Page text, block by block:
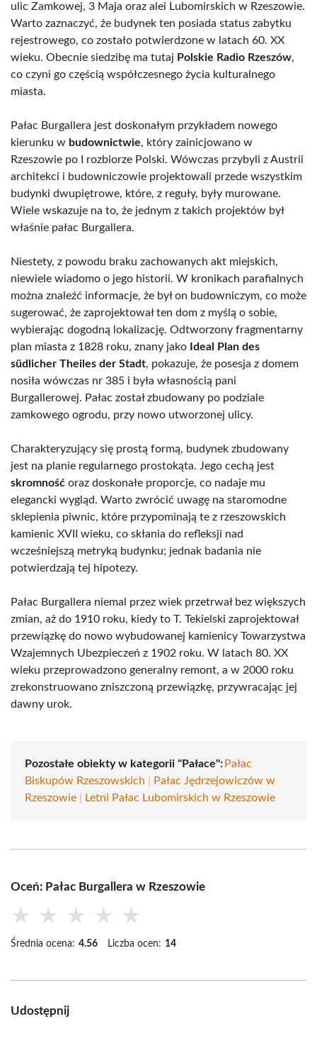
ulic Zamkowej, 3 Maja oraz alei Lubomirskich w Rzeszowie.
Warto zaznaczyć, że budynek ten posiada status zabytku
rejestrowego, co zostało potwierdzone w latach 60. XX
wieku. Obecnie siedzibę ma tutaj Polskie Radio Rzeszów,
co czyni go częścią współczesnego życia kulturalnego
miasta.
Pałac Burgallera jest doskonałym przykładem nowego
kierunku w budownictwie, który zainicjowano w
Rzeszowie po I rozbiorze Polski. Wówczas przybyli z Austrii
architekci i budowniczowie projektowali przede wszystkim
budynki dwupiętrowe, które, z reguły, były murowane.
Wiele wskazuje na to, że jednym z takich projektów był
właśnie pałac Burgallera.
Niestety, z powodu braku zachowanych akt miejskich,
niewiele wiadomo o jego historii. W kronikach parafialnych
można znaleźć informacje, że był on budowniczym, co może
sugerować, że zaprojektował ten dom z myślą o sobie,
wybierając dogodną lokalizację. Odtworzony fragmentarny
plan miasta z 1828 roku, znany jako Ideal Plan des
südlicher Theiles der Stadt, pokazuje, że posesja z domem
nosiła wówczas nr 385 i była własnością pani
Burgallerowej. Pałac został zbudowany po podziale
zamkowego ogrodu, przy nowo utworzonej ulicy.
Charakteryzujący się prostą formą, budynek zbudowany
jest na planie regularnego prostokąta. Jego cechą jest
skromność oraz doskonałe proporcje, co nadaje mu
elegancki wygląd. Warto zwrócić uwagę na staromodne
sklepienia piwnic, które przypominają te z rzeszowskich
kamienic XVII wieku, co skłania do refleksji nad
wcześniejszą metryką budynku; jednak badania nie
potwierdzają tej hipotezy.
Pałac Burgallera niemal przez wiek przetrwał bez większych
zmian, aż do 1910 roku, kiedy to T. Tekielski zaprojektował
przewiązkę do nowo wybudowanej kamienicy Towarzystwa
Wzajemnych Ubezpieczeń z 1902 roku. W latach 80. XX
wieku przeprowadzono generalny remont, a w 2000 roku
zrekonstruowano zniszczoną przewiązkę, przywracając jej
dawny urok.
Pozostałe obiekty w kategorii "Pałace": Pałac
Biskupów Rzeszowskich
Pałac Jędrzejowiczów w
Rzeszowie
Letni Pałac Lubomirskich w Rzeszowie
Oceń: Pałac Burgallera w Rzeszowie
★ ★ ★ ★ ★
Średnia ocena: 4.56 Liczba ocen: 14
Udostępnij